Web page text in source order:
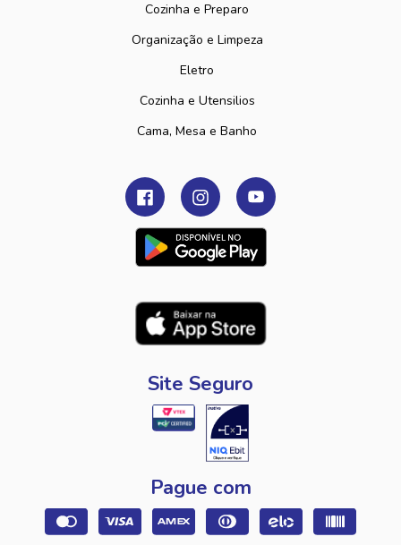
Cozinha e Preparo
Organização e Limpeza
Eletro
Cozinha e Utensilios
Cama, Mesa e Banho
Site Seguro
Pague com